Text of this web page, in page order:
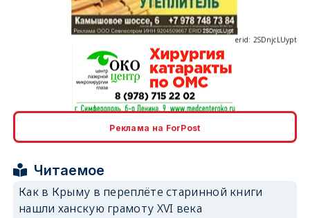
erid: 2SDnjcLUypt
erid: 2SDnjcrDNw6
Реклама на ForPost
Читаемое
Как в Крыму в переплёте старинной книги
нашли ханскую грамоту XVI века